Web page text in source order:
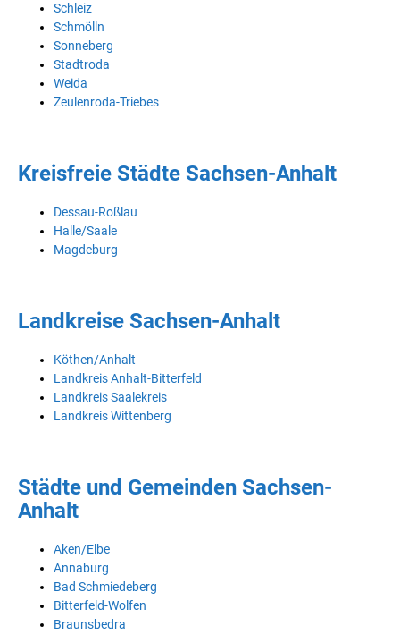
Schleiz
Schmölln
Sonneberg
Stadtroda
Weida
Zeulenroda-Triebes
Kreisfreie Städte Sachsen-Anhalt
Dessau-Roßlau
Halle/Saale
Magdeburg
Landkreise Sachsen-Anhalt
Köthen/Anhalt
Landkreis Anhalt-Bitterfeld
Landkreis Saalekreis
Landkreis Wittenberg
Städte und Gemeinden Sachsen-
Anhalt
Aken/Elbe
Annaburg
Bad Schmiedeberg
Bitterfeld-Wolfen
Braunsbedra